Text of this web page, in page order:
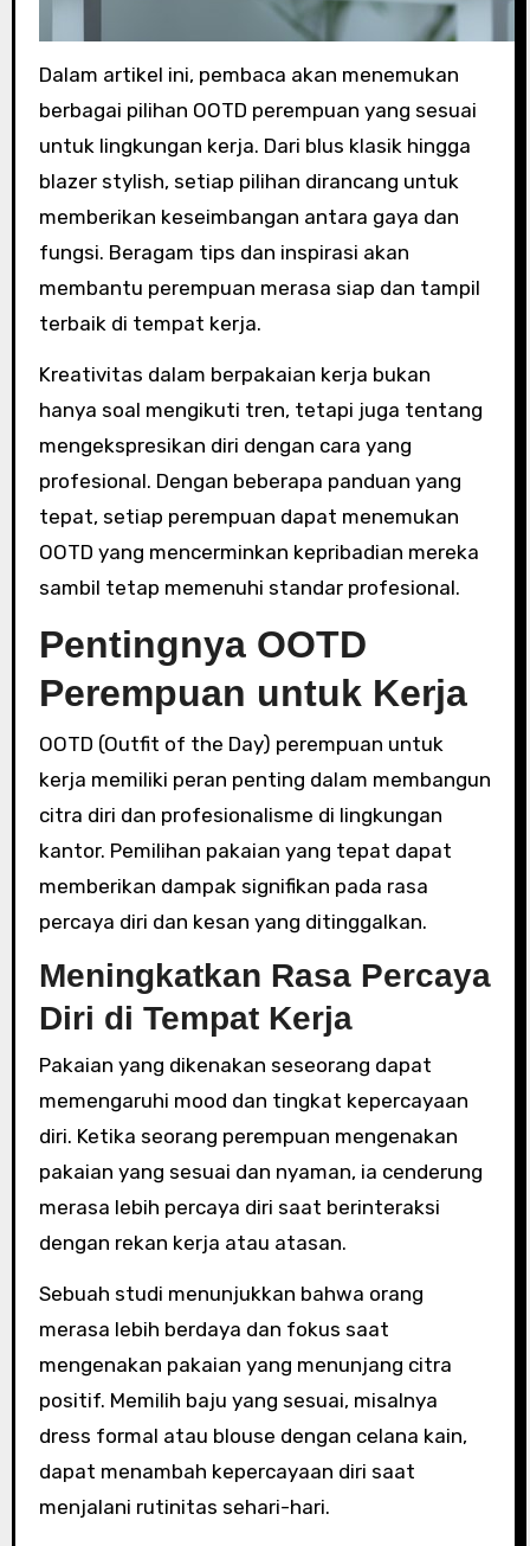
Dalam artikel ini, pembaca akan menemukan
berbagai pilihan OOTD perempuan yang sesuai
untuk lingkungan kerja. Dari blus klasik hingga
blazer stylish, setiap pilihan dirancang untuk
memberikan keseimbangan antara gaya dan
fungsi. Beragam tips dan inspirasi akan
membantu perempuan merasa siap dan tampil
terbaik di tempat kerja.
Kreativitas dalam berpakaian kerja bukan
hanya soal mengikuti tren, tetapi juga tentang
mengekspresikan diri dengan cara yang
profesional. Dengan beberapa panduan yang
tepat, setiap perempuan dapat menemukan
OOTD yang mencerminkan kepribadian mereka
sambil tetap memenuhi standar profesional.
Pentingnya OOTD
Perempuan untuk Kerja
OOTD (Outfit of the Day) perempuan untuk
kerja memiliki peran penting dalam membangun
citra diri dan profesionalisme di lingkungan
kantor. Pemilihan pakaian yang tepat dapat
memberikan dampak signifikan pada rasa
percaya diri dan kesan yang ditinggalkan.
Meningkatkan Rasa Percaya
Diri di Tempat Kerja
Pakaian yang dikenakan seseorang dapat
memengaruhi mood dan tingkat kepercayaan
diri. Ketika seorang perempuan mengenakan
pakaian yang sesuai dan nyaman, ia cenderung
merasa lebih percaya diri saat berinteraksi
dengan rekan kerja atau atasan.
Sebuah studi menunjukkan bahwa orang
merasa lebih berdaya dan fokus saat
mengenakan pakaian yang menunjang citra
positif. Memilih baju yang sesuai, misalnya
dress formal atau blouse dengan celana kain,
dapat menambah kepercayaan diri saat
menjalani rutinitas sehari-hari.